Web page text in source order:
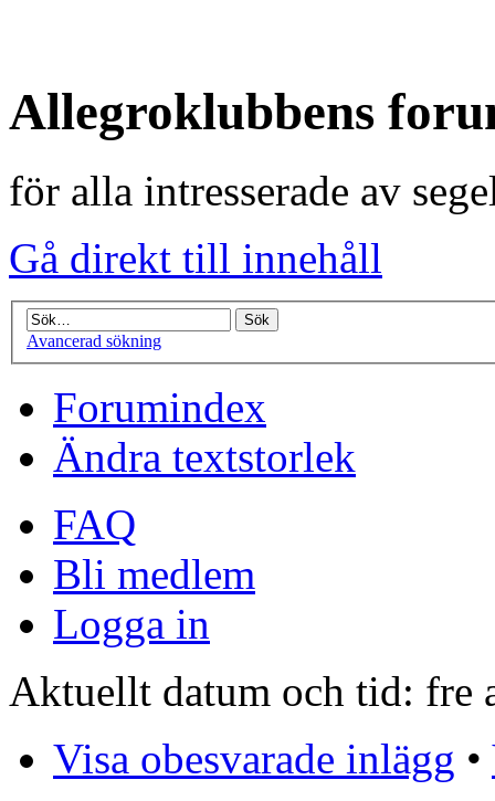
Allegroklubbens
för alla intresserade av
Gå direkt till innehåll
Avancerad sökning
Forumindex
Ändra textstorlek
FAQ
Bli medlem
Logga in
Aktuellt datum och tid: fre
Visa obesvarade inlägg •